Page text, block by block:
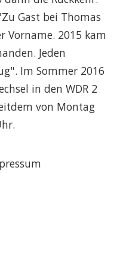
Gast bei Thomas
Vorname. 2015 kam
Jeden
Im Sommer 2016
in den WDR 2
von Montag